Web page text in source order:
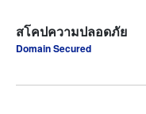
สโคปความปลอดภัย
Domain Secured